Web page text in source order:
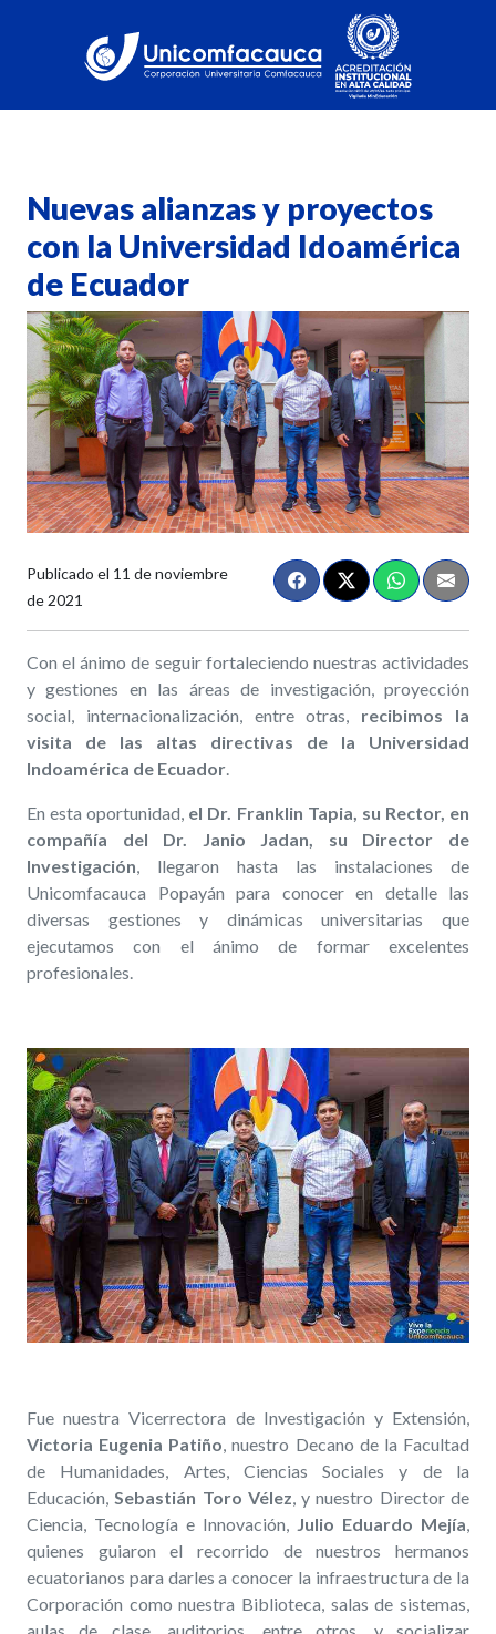
Nuevas alianzas y proyectos
con la Universidad Idoamérica
de Ecuador
Publicado el 11 de noviembre
de 2021
Con el ánimo de seguir fortaleciendo nuestras actividades
y gestiones en las áreas de investigación, proyección
social, internacionalización, entre otras, recibimos la
visita de las altas directivas de la Universidad
Indoamérica de Ecuador
En esta oportunidad, el Dr. Franklin Tapia, su Rector, en
compañía del Dr. Janio Jadan, su Director de
Investigación , llegaron hasta las instalaciones de
Unicomfacauca Popayán para conocer en detalle las
diversas gestiones y dinámicas universitarias que
ejecutamos con el ánimo de formar excelentes
profesionales.
Fue nuestra Vicerrectora de Investigación y Extensión,
Victoria Eugenia Patiño, nuestro Decano de la Facultad
de Humanidades, Artes, Ciencias Sociales y de la
Educación,Sebastián Toro Vélez, y nuestro Director de
Ciencia, Tecnología e Innovación, Julio Eduardo Mejía,
quienes guiaron el recorrido de nuestros hermanos
ecuatorianos para darles a conocer la infraestructura de la
Corporación como nuestra Biblioteca, salas de sistemas,